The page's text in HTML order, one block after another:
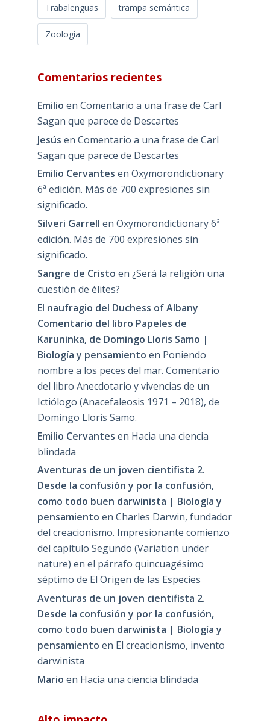
Trabalenguas trampa semántica
Zoología
Comentarios recientes
Emilio en Comentario a una frase de Carl
Sagan que parece de Descartes
Jesús en Comentario a una frase de Carl
Sagan que parece de Descartes
Emilio Cervantes en Oxymorondictionary
6ª edición. Más de 700 expresiones sin
significado.
Silveri Garrell en Oxymorondictionary 6ª
edición. Más de 700 expresiones sin
significado.
Sangre de Cristo en ¿Será la religión una
cuestión de élites?
El naufragio del Duchess of Albany
Comentario del libro Papeles de
Karuninka, de Domingo Lloris Samo |
Biología y pensamiento en Poniendo
nombre a los peces del mar. Comentario
del libro Anecdotario y vivencias de un
Ictiólogo (Anacefaleosis 1971 – 2018), de
Domingo Lloris Samo.
Emilio Cervantes en Hacia una ciencia
blindada
Aventuras de un joven cientifista 2.
Desde la confusión y por la confusión,
como todo buen darwinista | Biología y
pensamiento en Charles Darwin, fundador
del creacionismo. Impresionante comienzo
del capítulo Segundo (Variation under
nature) en el párrafo quincuagésimo
séptimo de El Origen de las Especies
Aventuras de un joven cientifista 2.
Desde la confusión y por la confusión,
como todo buen darwinista | Biología y
pensamiento en El creacionismo, invento
darwinista
Mario en Hacia una ciencia blindada